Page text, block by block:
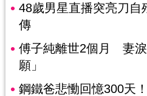
48歲男星直播突亮刀
傳
傅子純離世2個月 妻
願」
鋼鐵爸悲慟回憶300天